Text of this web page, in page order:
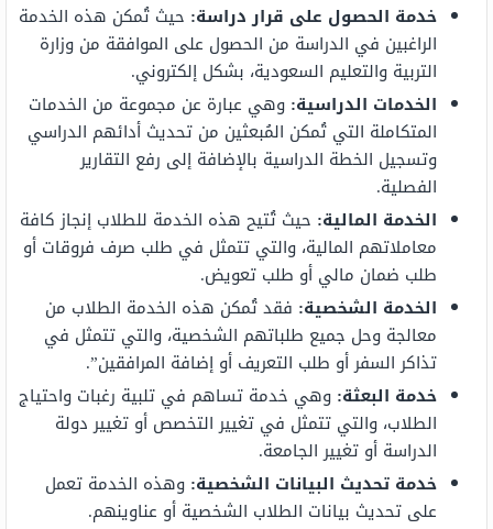
خدمة الحصول على قرار دراسة: حيث تُمكن هذه الخدمة
الراغبين في الدراسة من الحصول على الموافقة من وزارة
التربية والتعليم السعودية، بشكل إلكتروني.
الخدمات الدراسية: وهي عبارة عن مجموعة من الخدمات
المتكاملة التي تُمكن المُبعثين من تحديث أدائهم الدراسي
وتسجيل الخطة الدراسية بالإضافة إلى رفع التقارير
الفصلية.
الخدمة المالية: حيث تُتيح هذه الخدمة للطلاب إنجاز كافة
معاملاتهم المالية، والتي تتمثل في طلب صرف فروقات أو
طلب ضمان مالي أو طلب تعويض.
الخدمة الشخصية: فقد تُمكن هذه الخدمة الطلاب من
معالجة وحل جميع طلباتهم الشخصية، والتي تتمثل في
تذاكر السفر أو طلب التعريف أو إضافة المرافقين”.
خدمة البعثة: وهي خدمة تساهم في تلبية رغبات واحتياج
الطلاب، والتي تتمثل في تغيير التخصص أو تغيير دولة
الدراسة أو تغيير الجامعة.
خدمة تحديث البيانات الشخصية: وهذه الخدمة تعمل
على تحديث بيانات الطلاب الشخصية أو عناوينهم.